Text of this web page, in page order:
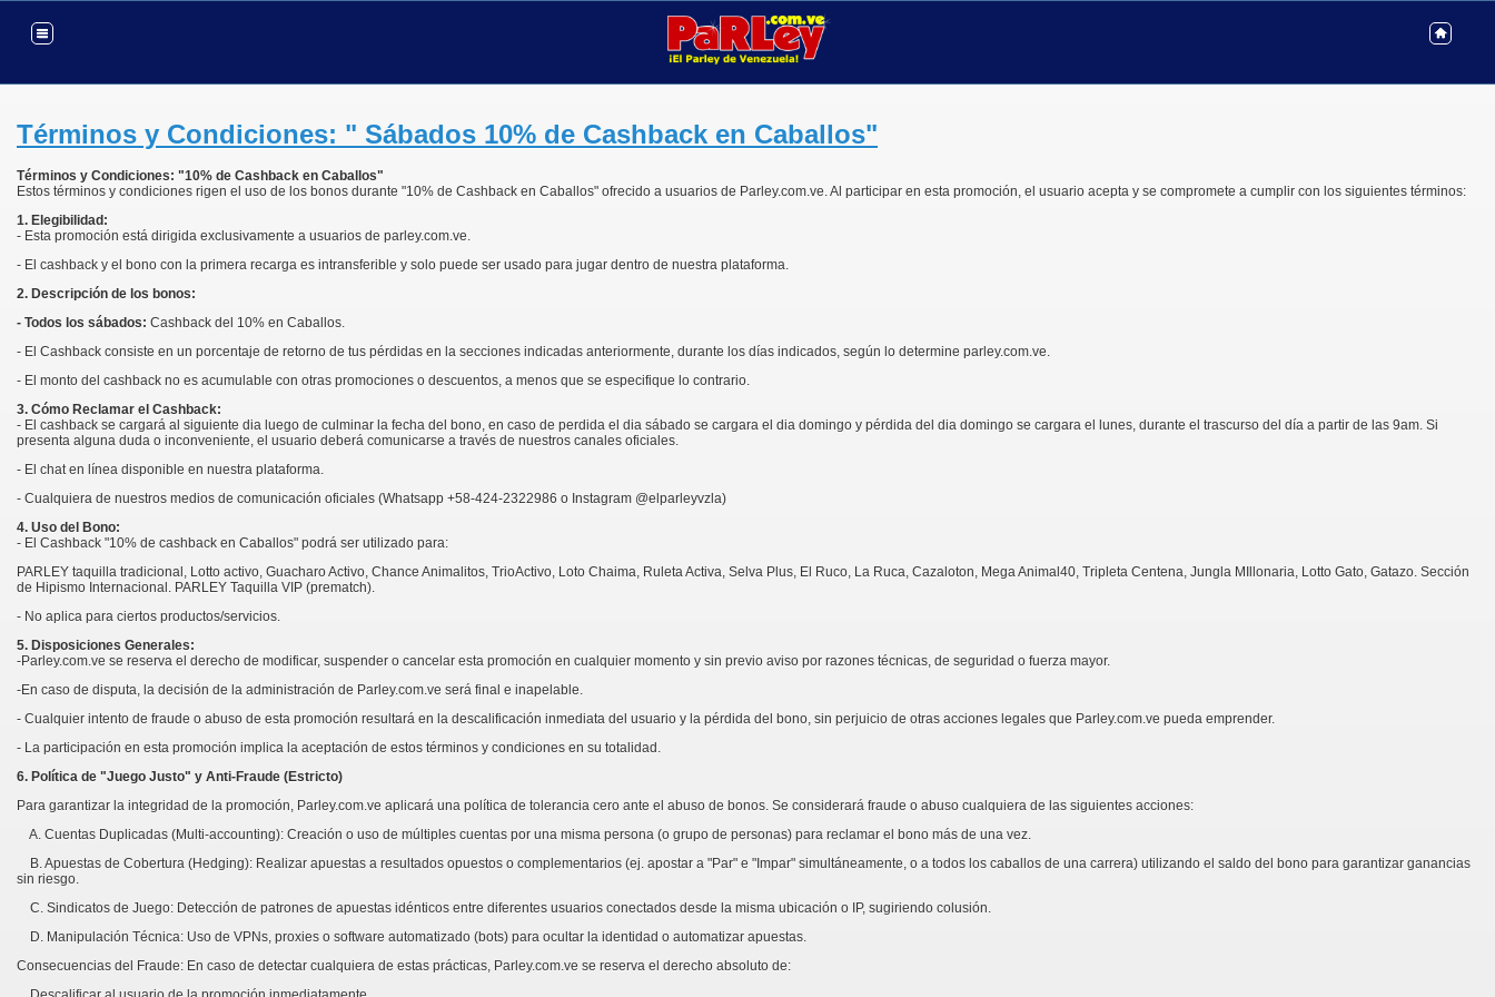
Términos y Condiciones: " Sábados 10% de Cashback en Caballos"
Términos y Condiciones: "10% de Cashback en Caballos"
Estos términos y condiciones rigen el uso de los bonos durante "10% de Cashback en Caballos" ofrecido a usuarios de Parley.com.ve. Al participar en esta promoción, el usuario acepta y se compromete a cumplir con los siguientes términos:
1. Elegibilidad:
- Esta promoción está dirigida exclusivamente a usuarios de parley.com.ve.
- El cashback y el bono con la primera recarga es intransferible y solo puede ser usado para jugar dentro de nuestra plataforma.
2. Descripción de los bonos:
- Todos los sábados: Cashback del 10% en Caballos.
- El Cashback consiste en un porcentaje de retorno de tus pérdidas en la secciones indicadas anteriormente, durante los días indicados, según lo determine parley.com.ve.
- El monto del cashback no es acumulable con otras promociones o descuentos, a menos que se especifique lo contrario.
3. Cómo Reclamar el Cashback:
- El cashback se cargará al siguiente dia luego de culminar la fecha del bono, en caso de perdida el dia sábado se cargara el dia domingo y pérdida del dia domingo se cargara el lunes, durante el trascurso del día a partir de las 9am. Si
presenta alguna duda o inconveniente, el usuario deberá comunicarse a través de nuestros canales oficiales.
- El chat en línea disponible en nuestra plataforma.
- Cualquiera de nuestros medios de comunicación oficiales (Whatsapp +58-424-2322986 o Instagram @elparleyvzla)
4. Uso del Bono:
- El Cashback "10% de cashback en Caballos" podrá ser utilizado para:
PARLEY taquilla tradicional, Lotto activo, Guacharo Activo, Chance Animalitos, TrioActivo, Loto Chaima, Ruleta Activa, Selva Plus, El Ruco, La Ruca, Cazaloton, Mega Animal40, Tripleta Centena, Jungla MIllonaria, Lotto Gato, Gatazo. Sección
de Hipismo Internacional. PARLEY Taquilla VIP (prematch).
- No aplica para ciertos productos/servicios.
5. Disposiciones Generales:
-Parley.com.ve se reserva el derecho de modificar, suspender o cancelar esta promoción en cualquier momento y sin previo aviso por razones técnicas, de seguridad o fuerza mayor.
-En caso de disputa, la decisión de la administración de Parley.com.ve será final e inapelable.
- Cualquier intento de fraude o abuso de esta promoción resultará en la descalificación inmediata del usuario y la pérdida del bono, sin perjuicio de otras acciones legales que Parley.com.ve pueda emprender.
- La participación en esta promoción implica la aceptación de estos términos y condiciones en su totalidad.
6. Política de "Juego Justo" y Anti-Fraude (Estricto)
Para garantizar la integridad de la promoción, Parley.com.ve aplicará una política de tolerancia cero ante el abuso de bonos. Se considerará fraude o abuso cualquiera de las siguientes acciones:
A. Cuentas Duplicadas (Multi-accounting): Creación o uso de múltiples cuentas por una misma persona (o grupo de personas) para reclamar el bono más de una vez.
B. Apuestas de Cobertura (Hedging): Realizar apuestas a resultados opuestos o complementarios (ej. apostar a "Par" e "Impar" simultáneamente, o a todos los caballos de una carrera) utilizando el saldo del bono para garantizar ganancias
sin riesgo.
C. Sindicatos de Juego: Detección de patrones de apuestas idénticos entre diferentes usuarios conectados desde la misma ubicación o IP, sugiriendo colusión.
D. Manipulación Técnica: Uso de VPNs, proxies o software automatizado (bots) para ocultar la identidad o automatizar apuestas.
Consecuencias del Fraude: En caso de detectar cualquiera de estas prácticas, Parley.com.ve se reserva el derecho absoluto de: